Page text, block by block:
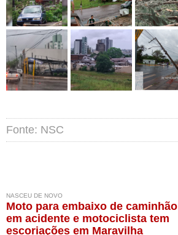
Fonte: NSC
NASCEU DE NOVO
Moto para embaixo de caminhão
em acidente e motociclista tem
escoriações em Maravilha